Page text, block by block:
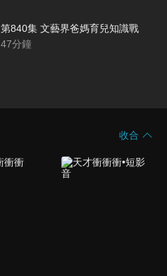
第840集 文藝界爸媽育兒知識戰
47分鐘
收合